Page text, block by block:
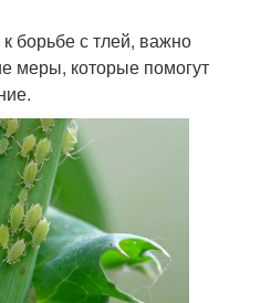
борьбе с тлей, важно
меры, которые помогут